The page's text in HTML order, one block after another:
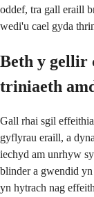
oddef, tra gall eraill
wedi'u cael gyda
Beth y gellir
triniaeth
Gall rhai sgil
gyflyrau eraill, a
iechyd am unrhyw
blinder a gwendid
yn hytrach nag